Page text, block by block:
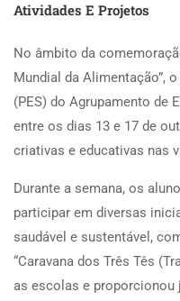
Atividades E Projetos
No âmbito da
Mundial da Alimentação”,
(PES) do Agrupamento de
entre os dias 13 e 17 de
criativas e educativas nas
Durante a semana, os
participar em diversas
saudável e sustentável,
“Caravana dos Três Tês
as escolas e